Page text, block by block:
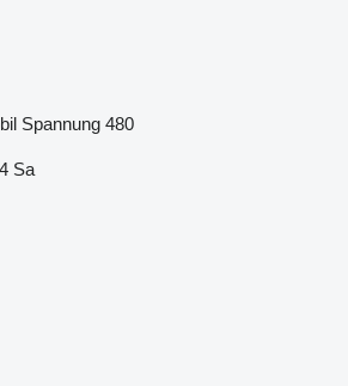
Spannung 480
Sa